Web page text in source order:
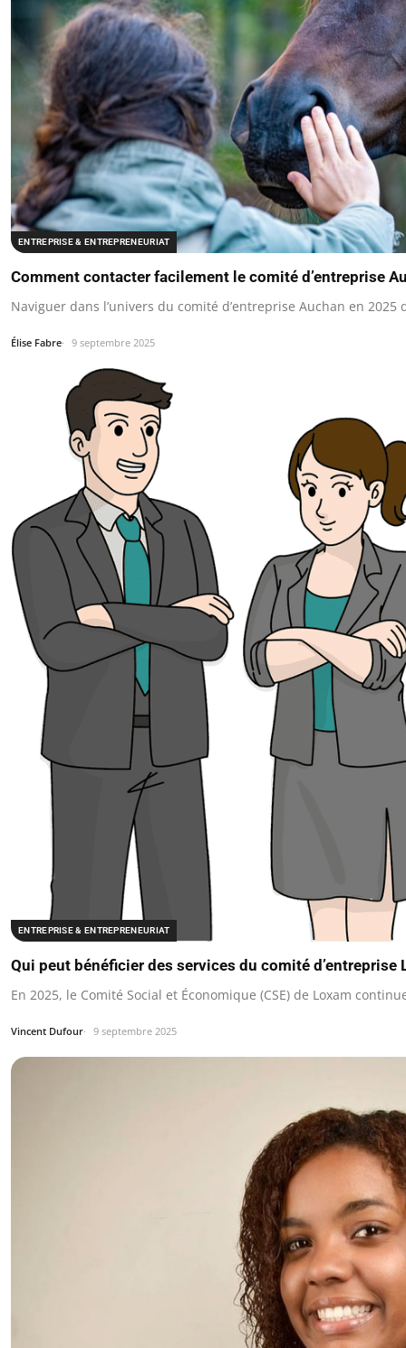
ENTREPRISE & ENTREPRENEURIAT
Comment contacter facilement le comité d’entreprise
Naviguer dans l’univers du comité d’entreprise Auchan en
Élise Fabre 9 septembre 2025
ENTREPRISE & ENTREPRENEURIAT
Qui peut bénéficier des services du comité d’entreprise
En 2025, le Comité Social et Économique (CSE) de Loxam
Vincent Dufour 9 septembre 2025